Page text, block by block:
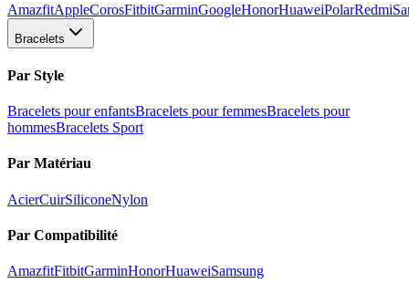
AmazfitAppleCorosFitbitGarminGoogleHonorHuaweiPolarRedmi
Bracelets
Par Style
Bracelets pour enfantsBracelets pour femmesBracelets pour
hommesBracelets Sport
Par Matériau
AcierCuirSiliconeNylon
Par Compatibilité
AmazfitFitbitGarminHonorHuaweiSamsung